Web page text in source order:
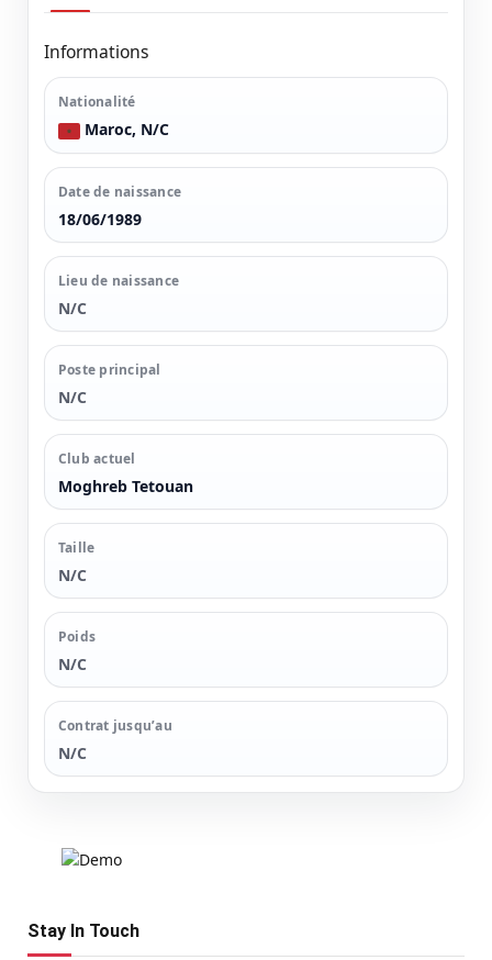
Informations
Nationalité
Maroc, N/C
Date de naissance
18/06/1989
Lieu de naissance
N/C
Poste principal
N/C
Club actuel
Moghreb Tetouan
Taille
N/C
Poids
N/C
Contrat jusqu’au
N/C
Stay In Touch